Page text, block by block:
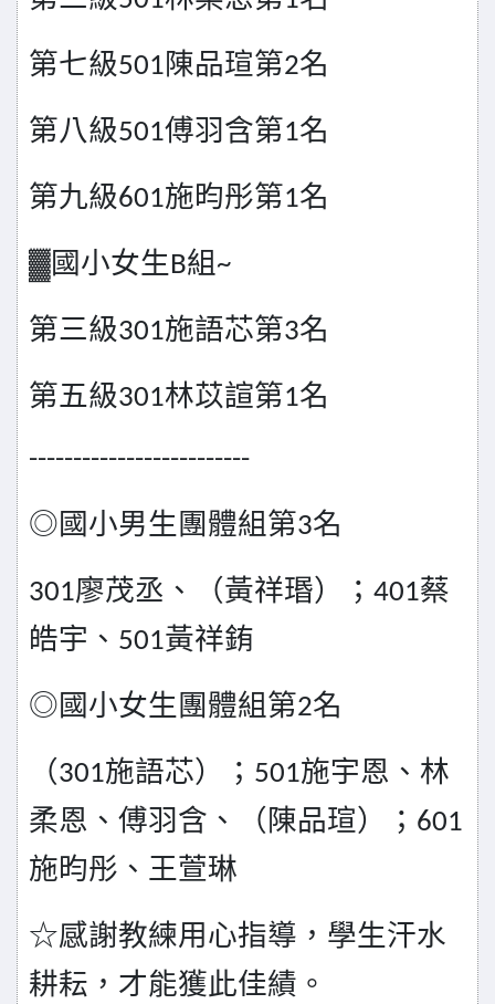
第七級501陳品瑄第2名
第八級501傅羽含第1名
第九級601施昀彤第1名
▓國小女生B組~
第三級301施語芯第3名
第五級301林苡諠第1名
-------------------------
◎國小男生團體組第3名
301廖茂丞、（黃祥瑉）； 401蔡
皓宇、 501黃祥銪
◎國小女生團體組第2名
（301施語芯）； 501施宇恩、林
柔恩、傅羽含、（陳品瑄）； 601
施昀彤、王萱琳
☆感謝教練用心指導，學生汗水
耕耘，才能獲此佳績。